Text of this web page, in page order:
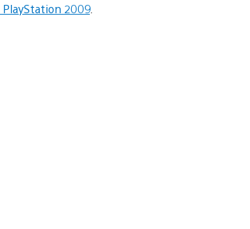
PlayStation 2009.